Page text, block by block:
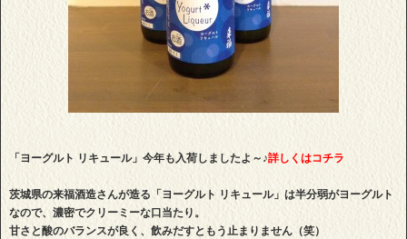
「ヨーグルト リキュール」今年も入荷しましたよ～♪詳しくはコチラ
茨城県の来福酒造さんが造る「ヨーグルト リキュール」は半分弱がヨーグルト
なので、濃密でクリーミーな口当たり。
甘さと酸のバランスが良く、飲みだすともう止まりません（笑）